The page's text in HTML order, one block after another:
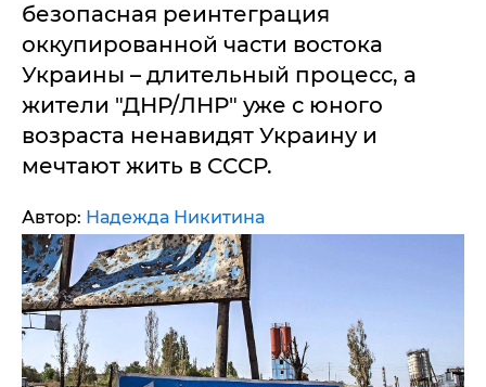
безопасная реинтеграция
оккупированной части востока
Украины – длительный процесс, а
жители "ДНР/ЛНР" уже с юного
возраста ненавидят Украину и
мечтают жить в СССР.
Автор: Надежда Никитина